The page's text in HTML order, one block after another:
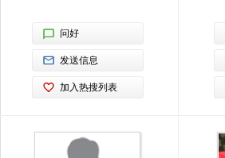
问好
发送信息
加入热搜列表